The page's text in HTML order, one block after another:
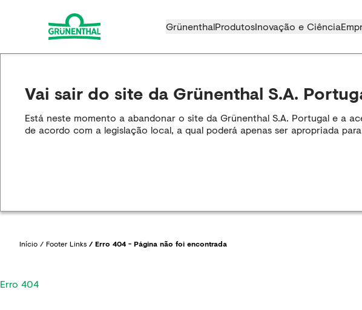
GrünenthalProdutosInovação e Ciência
Vai sair do site da Grünenthal S.A.
Está neste momento a abandonar o site da Grünenthal S.A. Portugal e a
de acordo com a legislação local, a qual poderá apenas ser apropriada
Início / Footer Links / Erro 404 - Página não foi encontrada
Erro 404